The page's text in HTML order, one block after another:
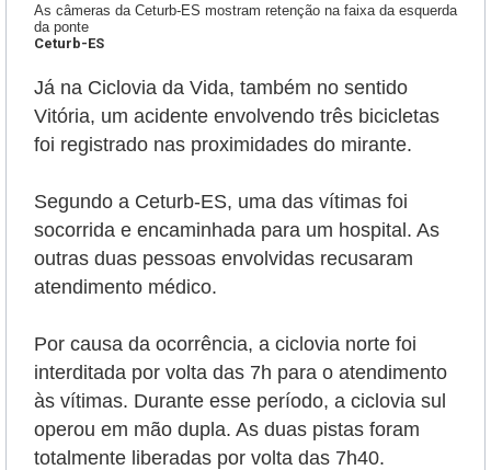
As câmeras da Ceturb-ES mostram retenção na faixa da esquerda
da ponte
Ceturb-ES
Já na Ciclovia da Vida, também no sentido
Vitória, um acidente envolvendo três bicicletas
foi registrado nas proximidades do mirante.
Segundo a Ceturb-ES, uma das vítimas foi
socorrida e encaminhada para um hospital. As
outras duas pessoas envolvidas recusaram
atendimento médico.
Por causa da ocorrência, a ciclovia norte foi
interditada por volta das 7h para o atendimento
às vítimas. Durante esse período, a ciclovia sul
operou em mão dupla. As duas pistas foram
totalmente liberadas por volta das 7h40.